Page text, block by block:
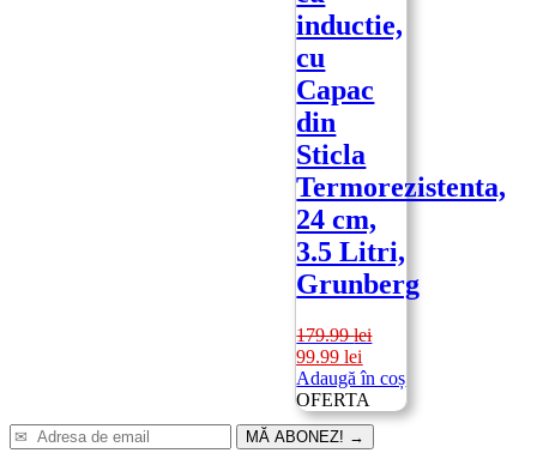
inductie,
cu
Capac
din
Sticla
Termorezistenta,
24 cm,
3.5 Litri,
Grunberg
179.99lei
Prețul
inițial
a
fost:
179.99 lei.
99.99lei
curent
este:
99.99 lei.
Adaugă în coș
OFERTA
MĂ ABONEZ! →